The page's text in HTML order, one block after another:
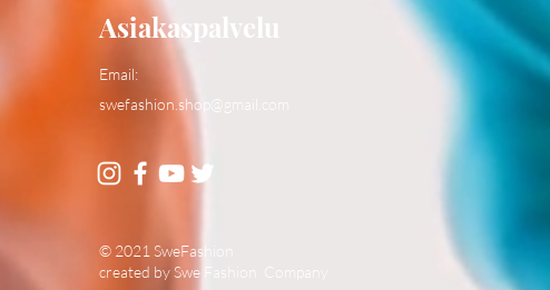
Asiakaspalvelu
Email:
swefashion.shop@gmail.com
© 2021 SweFashion
created by Swe Fashion Company